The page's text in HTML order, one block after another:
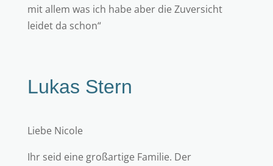
mit allem was ich habe aber die Zuversicht
leidet da schon“
Lukas Stern
Liebe Nicole
Ihr seid eine großartige Familie. Der